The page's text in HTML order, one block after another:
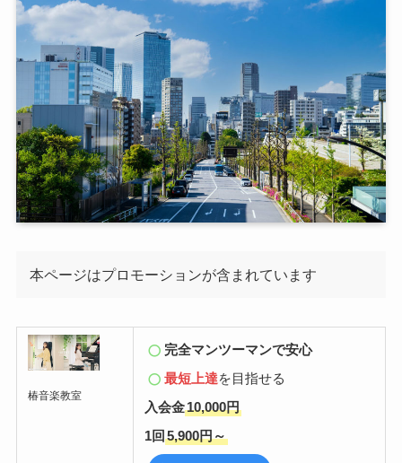
本ページはプロモーションが含まれています
椿音楽教室
完全マンツーマンで安心
最短上達を目指せる
入会金10,000円
1回 5,900円～